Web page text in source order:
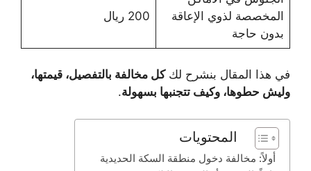
المخصصة لذوي الإعاقة
بدون حاجة
200 ريال
في هذا المقال بنشرح لككل مخالفة بالتفصيل، قيمتها،
وليش حطوها، وكيف تتجنبها بسهولة.
المحتويات
أولاً: مخالفة دخول منطقة السكة الحديدية